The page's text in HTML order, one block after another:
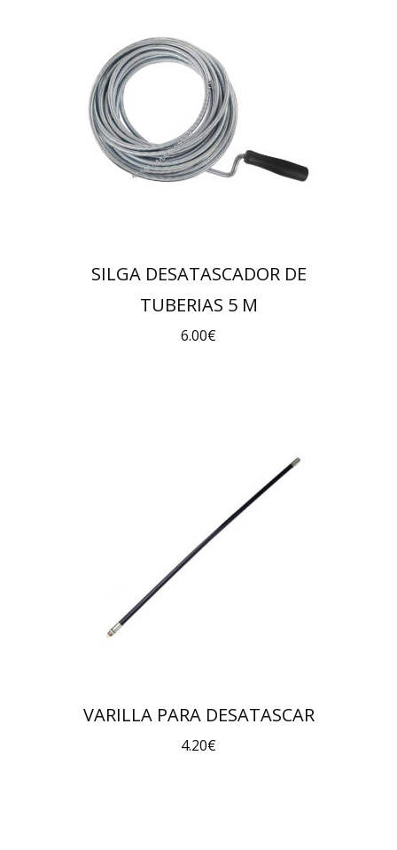
SILGA DESATASCADOR DE
TUBERIAS 5 M
6.00€
VARILLA PARA DESATASCAR
4.20€